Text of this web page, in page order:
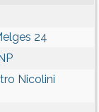
24
Nicolini